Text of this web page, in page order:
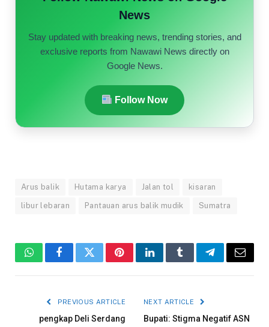
News
Stay updated with breaking news, trending stories, and
exclusive reports from Nawawi News directly on
Google News.
Follow Now
Arus balik Hutama karya Jalan tol kisaran
libur lebaran Pantauan arus balik mudik Sumatra
WhatsAppFacebookTwitterPinterestLinkedInTumblrTelegramEmail
PREVIOUS ARTICLE
pengkap Deli Serdang
NEXT ARTICLE
Bupati: Stigma Negatif ASN